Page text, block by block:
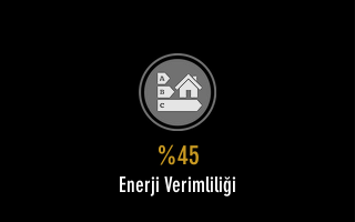
%45
Enerji Verimliliği